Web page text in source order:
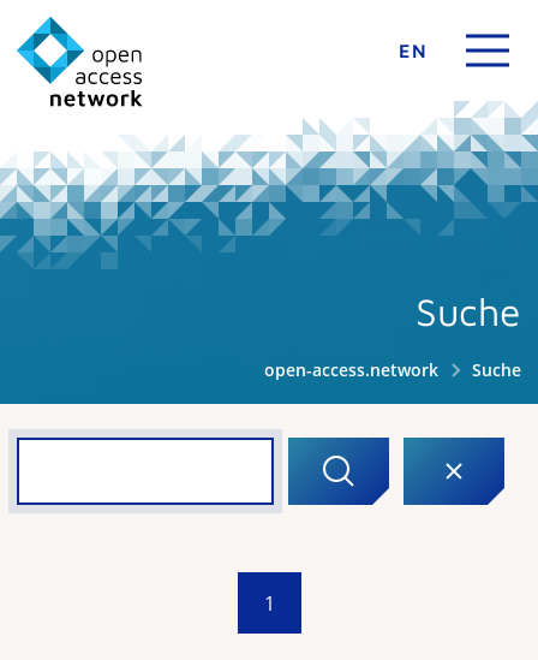
EN
Suche
open-access.network Suche
1